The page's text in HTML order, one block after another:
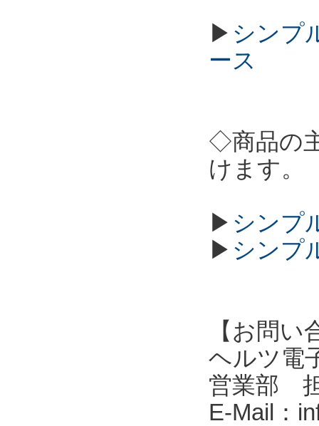
▶ シンプ
ース
◇商品の
けます。
▶ シンプ
▶ シンプ
【お問い
ヘルツ電
営業部
E-Mail：